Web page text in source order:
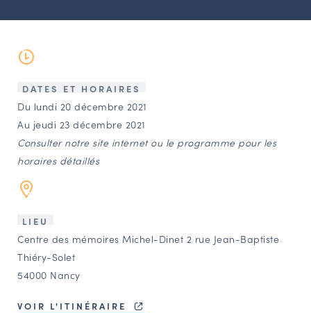
CONTACT
Agenda
Annuaire
Ressources
Espace acteurs
DATES ET HORAIRES
Du lundi 20 décembre 2021
Au jeudi 23 décembre 2021
Consulter notre site internet ou le programme pour les
horaires détaillés
LIEU
Centre des mémoires Michel-Dinet 2 rue Jean-Baptiste
Thiéry-Solet
54000 Nancy
VOIR L'ITINÉRAIRE